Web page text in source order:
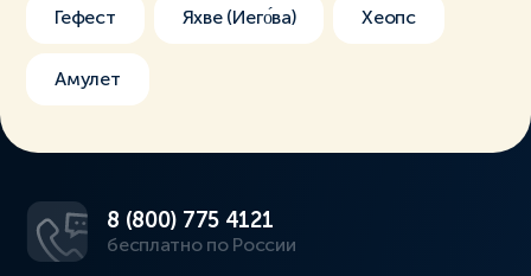
Гефест Яхве (Иего́ва) Хеопс
Амулет
8 (800) 775 4121
бесплатно по России